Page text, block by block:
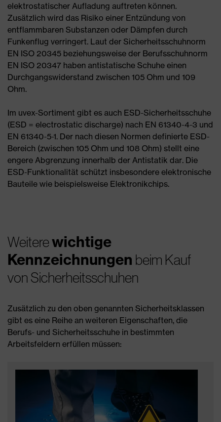
elektrostatischer Aufladung auftreten können.
Zusätzlich wird das Risiko einer Entzündung von
entflammbaren Substanzen oder Dämpfen durch
Funkenflug verringert. Laut der Sicherheitsschuhnorm
EN ISO 20345 beziehungsweise der Berufsschuhnorm
EN ISO 20347 haben antistatische Schuhe einen
Durchgangswiderstand zwischen 105 Ohm und 109
Ohm.
Im uvex-Sortiment gibt es auch ESD-Sicherheitsschuhe
(ESD = electrostatic discharge) nach EN 61340-4-3 und
EN 61340-5-1. Der nach diesen Normen definierte ESD-
Bereich (zwischen 105 Ohm und 108 Ohm) stellt eine
engere Abgrenzung innerhalb der Antistatik dar. Die
ESD-Funktionalität schützt insbesondere elektronische
Bauteile wie beispielsweise Elektronikchips.
Weiterewichtige
Kennzeichnungen beim Kauf
von Sicherheitsschuhen
Zusätzlich zu den oben genannten Sicherheitsklassen
gibt es eine Reihe an weiteren Eigenschaften, die
Berufs- und Sicherheitsschuhe in bestimmten
Arbeitsfeldern erfüllen müssen: